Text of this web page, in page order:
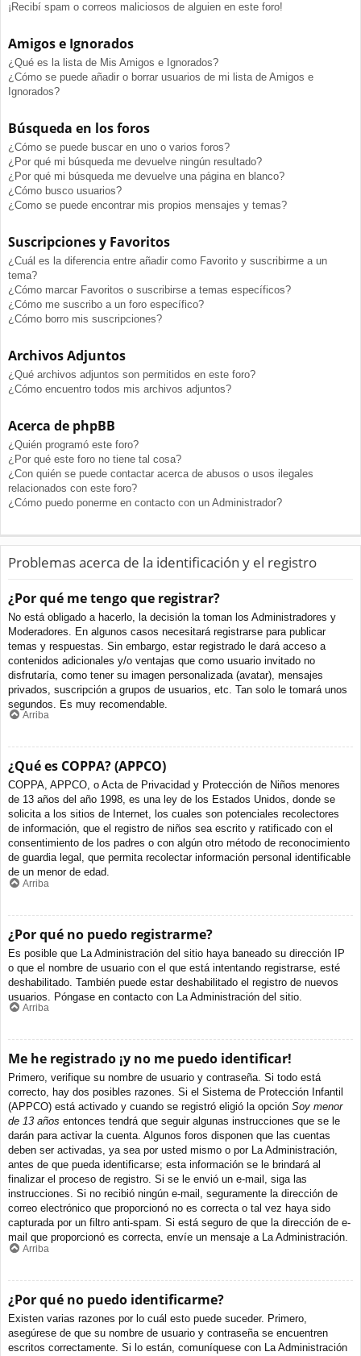
¡Recibí spam o correos maliciosos de alguien en este foro!
Amigos e Ignorados
¿Qué es la lista de Mis Amigos e Ignorados?
¿Cómo se puede añadir o borrar usuarios de mi lista de Amigos e
Ignorados?
Búsqueda en los foros
¿Cómo se puede buscar en uno o varios foros?
¿Por qué mi búsqueda me devuelve ningún resultado?
¿Por qué mi búsqueda me devuelve una página en blanco?
¿Cómo busco usuarios?
¿Como se puede encontrar mis propios mensajes y temas?
Suscripciones y Favoritos
¿Cuál es la diferencia entre añadir como Favorito y suscribirme a un
tema?
¿Cómo marcar Favoritos o suscribirse a temas específicos?
¿Cómo me suscribo a un foro específico?
¿Cómo borro mis suscripciones?
Archivos Adjuntos
¿Qué archivos adjuntos son permitidos en este foro?
¿Cómo encuentro todos mis archivos adjuntos?
Acerca de phpBB
¿Quién programó este foro?
¿Por qué este foro no tiene tal cosa?
¿Con quién se puede contactar acerca de abusos o usos ilegales
relacionados con este foro?
¿Cómo puedo ponerme en contacto con un Administrador?
Problemas acerca de la identificación y el registro
¿Por qué me tengo que registrar?
No está obligado a hacerlo, la decisión la toman los Administradores y
Moderadores. En algunos casos necesitará registrarse para publicar
temas y respuestas. Sin embargo, estar registrado le dará acceso a
contenidos adicionales y/o ventajas que como usuario invitado no
disfrutaría, como tener su imagen personalizada (avatar), mensajes
privados, suscripción a grupos de usuarios, etc. Tan solo le tomará unos
segundos. Es muy recomendable.
Arriba
¿Qué es COPPA? (APPCO)
COPPA, APPCO, o Acta de Privacidad y Protección de Niños menores
de 13 años del año 1998, es una ley de los Estados Unidos, donde se
solicita a los sitios de Internet, los cuales son potenciales recolectores
de información, que el registro de niños sea escrito y ratificado con el
consentimiento de los padres o con algún otro método de reconocimiento
de guardia legal, que permita recolectar información personal identificable
de un menor de edad.
Arriba
¿Por qué no puedo registrarme?
Es posible que La Administración del sitio haya baneado su dirección IP
o que el nombre de usuario con el que está intentando registrarse, esté
deshabilitado. También puede estar deshabilitado el registro de nuevos
usuarios. Póngase en contacto con La Administración del sitio.
Arriba
Me he registrado ¡y no me puedo identificar!
Primero, verifique su nombre de usuario y contraseña. Si todo está
correcto, hay dos posibles razones. Si el Sistema de Protección Infantil
(APPCO) está activado y cuando se registró eligió la opción Soy menor
de 13 años entonces tendrá que seguir algunas instrucciones que se le
darán para activar la cuenta. Algunos foros disponen que las cuentas
deben ser activadas, ya sea por usted mismo o por La Administración,
antes de que pueda identificarse; esta información se le brindará al
finalizar el proceso de registro. Si se le envió un e-mail, siga las
instrucciones. Si no recibió ningún e-mail, seguramente la dirección de
correo electrónico que proporcionó no es correcta o tal vez haya sido
capturada por un filtro anti-spam. Si está seguro de que la dirección de e-
mail que proporcionó es correcta, envíe un mensaje a La Administración.
Arriba
¿Por qué no puedo identificarme?
Existen varias razones por lo cuál esto puede suceder. Primero,
asegúrese de que su nombre de usuario y contraseña se encuentren
escritos correctamente. Si lo están, comuníquese con La Administración